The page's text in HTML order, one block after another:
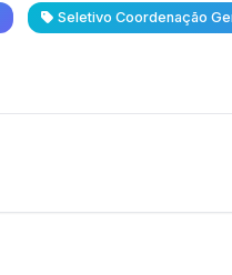
Seletivo Coordenação